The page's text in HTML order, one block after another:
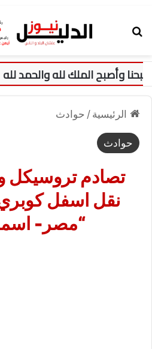
الرئيسية / حوادث
حوادث
تصادم تروسيكل
“مصر-